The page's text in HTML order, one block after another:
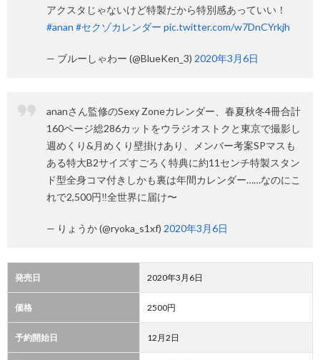
アクスタじゃないけど特製だから特別感あっていい！
#anan #セクゾカレンダー pic.twitter.com/w7DnCYrkjh
— ブルーしゃわー (@BlueKen_3) 2020年3月6日
ananさん監修のSexy Zoneカレンダー、春夏秋冬4冊合計
160ページ総286カットをウラジオストクと東京で撮影し
週めくり&月めくり壁掛けあり、メンバー考案SPマスも
ある特大B2サイズすごろく特典に約11センチ特製スタン
ド型全身コマ付きしかも裏は年間カレンダー……なのにこ
れで2,500円‼️全世界に届け〜
— りょうか (@ryoka_s1xf) 2020年3月6日
発売日 2020年3月6日
価格 2500円
予約開始日 12月2日